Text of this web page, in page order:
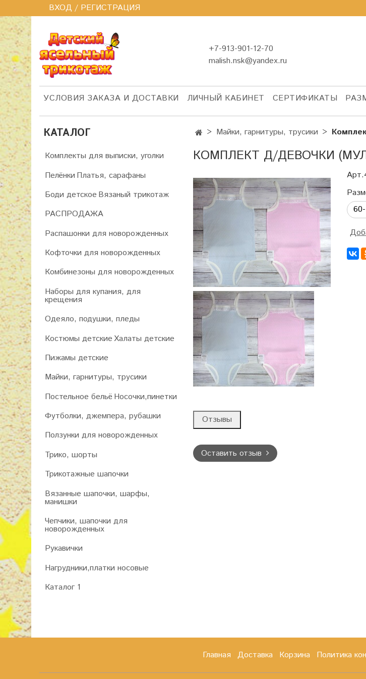
ВХОД / РЕГИСТРАЦИЯ
+7-913-901-12-70
malish.nsk@yandex.ru
УСЛОВИЯ ЗАКАЗА И ДОСТАВКИ ЛИЧНЫЙ КАБИНЕТ СЕРТИФИКАТЫ
Майки, гарнитуры, трусики
КОМПЛЕКТ Д/ДЕВОЧКИ
Отзывы
Оставить отзыв
КАТАЛОГ
Комплекты для выписки, уголки
Пелёнки Платья, сарафаны
Боди детское Вязаный трикотаж
РАСПРОДАЖА
Распашонки для новорожденных
Кофточки для новорожденных
Комбинезоны для новорожденных
Наборы для купания, для
крещения
Одеяло, подушки, пледы
Костюмы детские Халаты детские
Пижамы детские
Майки, гарнитуры, трусики
Постельное бельё Носочки,пинетки
Футболки, джемпера, рубашки
Ползунки для новорожденных
Трико, шорты
Трикотажные шапочки
Вязанные шапочки, шарфы,
манишки
Чепчики, шапочки для
новорожденных
Рукавички
Нагрудники,платки носовые
Каталог 1
Главная Доставка Корзина Политика